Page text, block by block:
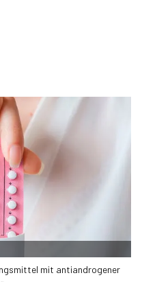
mit antiandrogener